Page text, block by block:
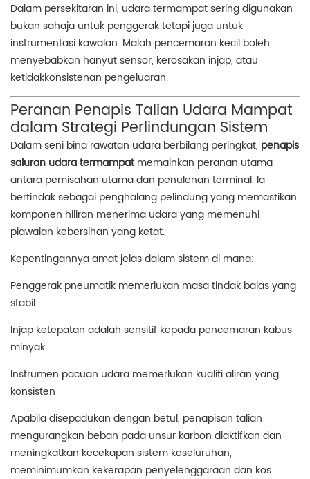
Dalam persekitaran ini, udara termampat sering digunakan
bukan sahaja untuk penggerak tetapi juga untuk
instrumentasi kawalan. Malah pencemaran kecil boleh
menyebabkan hanyut sensor, kerosakan injap, atau
ketidakkonsistenan pengeluaran.
Peranan Penapis Talian Udara Mampat
dalam Strategi Perlindungan Sistem
Dalam seni bina rawatan udara berbilang peringkat, penapis
saluran udara termampatmemainkan peranan utama
antara pemisahan utama dan penulenan terminal. Ia
bertindak sebagai penghalang pelindung yang memastikan
komponen hiliran menerima udara yang memenuhi
piawaian kebersihan yang ketat.
Kepentingannya amat jelas dalam sistem di mana:
Penggerak pneumatik memerlukan masa tindak balas yang
stabil
Injap ketepatan adalah sensitif kepada pencemaran kabus
minyak
Instrumen pacuan udara memerlukan kualiti aliran yang
konsisten
Apabila disepadukan dengan betul, penapisan talian
mengurangkan beban pada unsur karbon diaktifkan dan
meningkatkan kecekapan sistem keseluruhan,
meminimumkan kekerapan penyelenggaraan dan kos